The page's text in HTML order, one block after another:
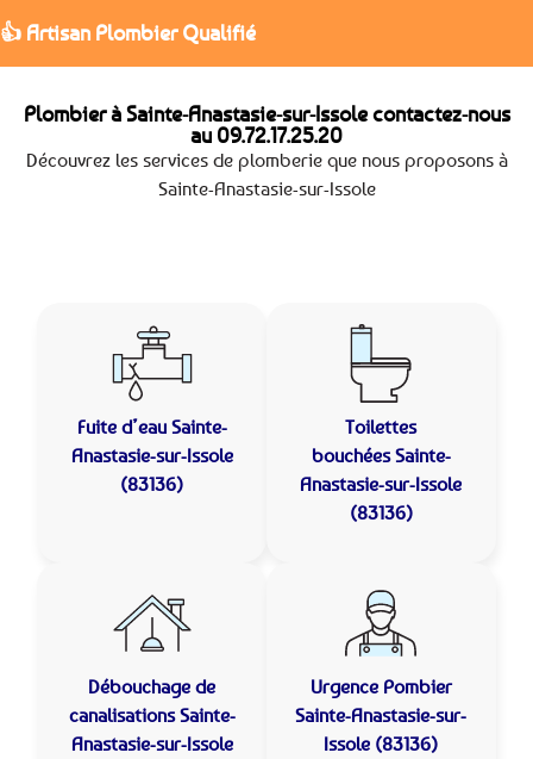
👍 Artisan Plombier Qualifié
Plombier à Sainte-Anastasie-sur-Issole contactez-nous
au 09.72.17.25.20
Découvrez les services de plomberie que nous proposons à
Sainte-Anastasie-sur-Issole
Fuite d’eau Sainte-
Anastasie-sur-Issole
(83136)
Toilettes
bouchéesSainte-
Anastasie-sur-Issole
(83136)
Débouchage de
canalisationsSainte-
Anastasie-sur-Issole
Urgence Pombier
Sainte-Anastasie-sur-
Issole (83136)